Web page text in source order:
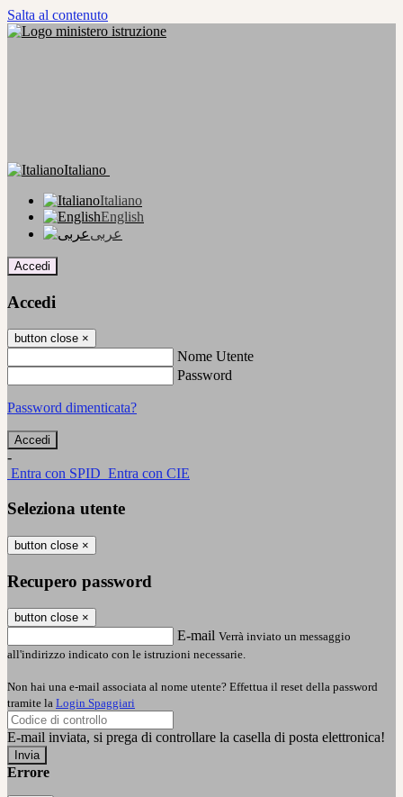
Salta al contenuto
Italiano
Italiano
English
عربى
Accedi
Accedi
button close ×
Nome Utente
Password
Password dimenticata?
-
Entra con SPID Entra con CIE
Seleziona utente
button close ×
Recupero password
button close ×
E-mail Verrà inviato un messaggio
all'indirizzo indicato con le istruzioni necessarie.
Non hai una e-mail associata al nome utente? Effettua il reset della password
tramite la Login Spaggiari
E-mail inviata, si prega di controllare la casella di posta elettronica!
Errore